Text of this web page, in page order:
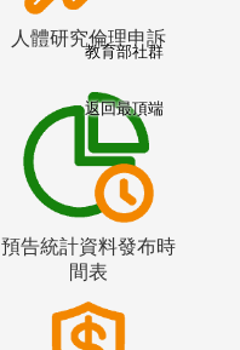
人體研究倫理申訴
預告統計資料發布時
間表
教育部社群
返回最頂端